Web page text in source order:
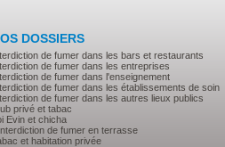
DOSSIERS
de fumer dans les bars et restaurants
de fumer dans les entreprises
de fumer dans l'enseignement
de fumer dans les établissements de soin
de fumer dans les autres lieux publics
privé et tabac
Evin et chicha
de fumer en terrasse
et habitation privée